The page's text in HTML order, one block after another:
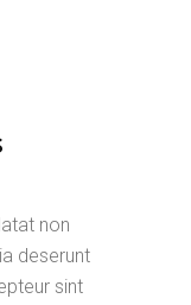
non
deserunt
sint